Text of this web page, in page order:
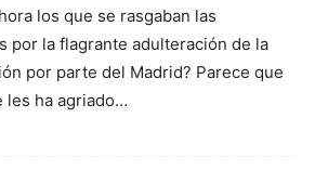
los que se rasgaban las
por la flagrante adulteración de la
por parte del Madrid? Parece que
les ha agriado…